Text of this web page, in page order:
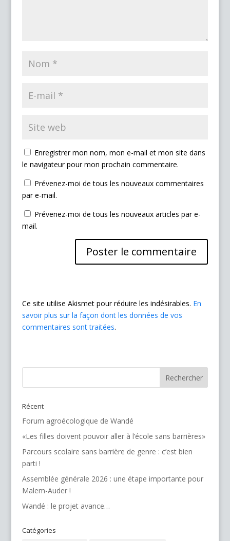
Enregistrer mon nom, mon e-mail et mon site dans
le navigateur pour mon prochain commentaire.
Prévenez-moi de tous les nouveaux commentaires
par e-mail.
Prévenez-moi de tous les nouveaux articles par e-
mail.
Ce site utilise Akismet pour réduire les indésirables. En
savoir plus sur la façon dont les données de vos
commentaires sont traitées.
Récent
Forum agroécologique de Wandé
«Les filles doivent pouvoir aller à l’école sans barrières»
Parcours scolaire sans barrière de genre : c’est bien
parti !
Assemblée générale 2026 : une étape importante pour
Malem-Auder !
Wandé : le projet avance…
Catégories